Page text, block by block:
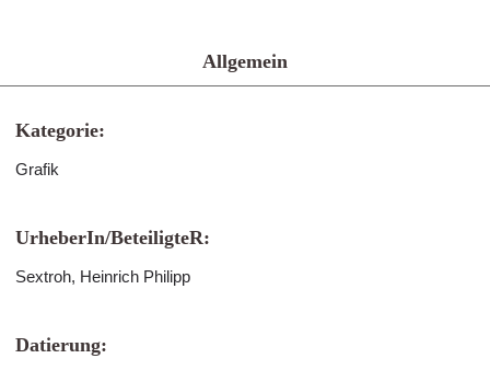
Allgemein
Kategorie:
Grafik
UrheberIn/BeteiligteR:
Sextroh, Heinrich Philipp
Datierung: